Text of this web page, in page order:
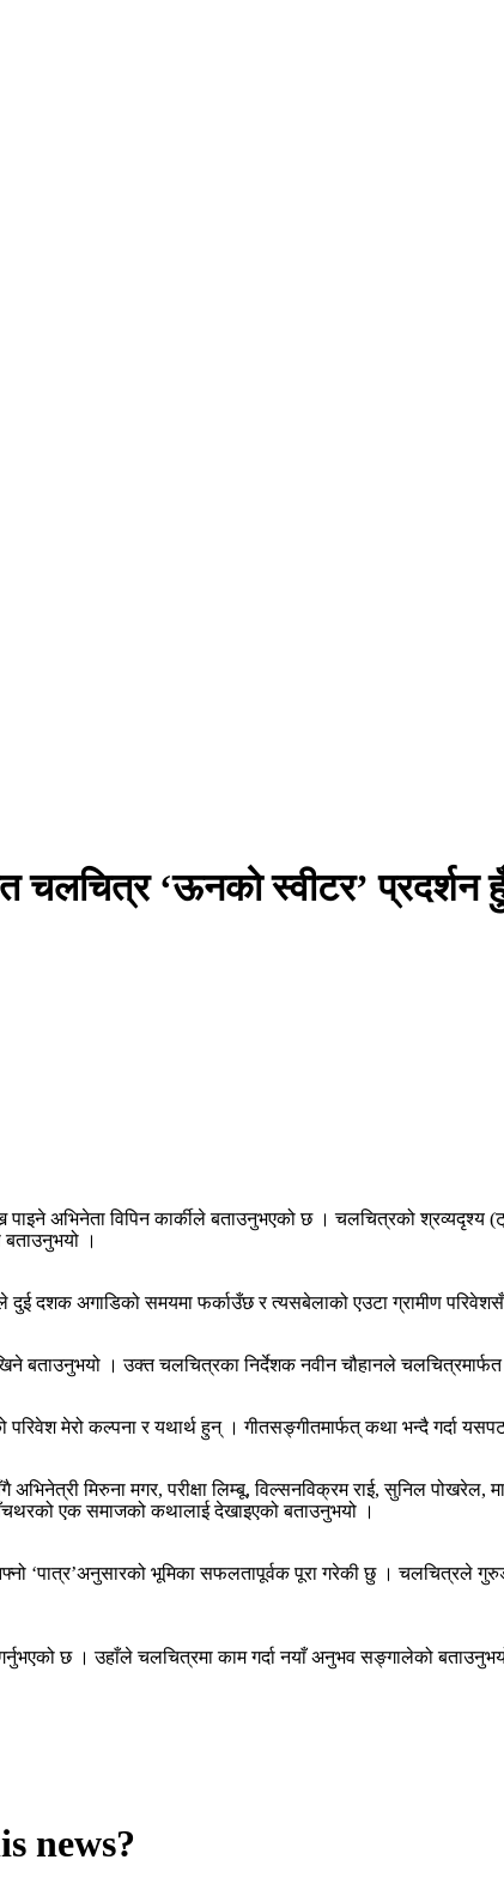
चलचित्र ‘ऊनको स्वीटर’ प्रदर्शन
अभिनेता विपिन कार्कीले बताउनुभएको छ । चलचित्रको श्रव्यदृश्य
बताउनुभयो ।
अगाडिको समयमा फर्काउँछ र त्यसबेलाको एउटा ग्रामीण
बताउनुभयो । उक्त चलचित्रका निर्देशक नवीन चौहानले
मेरो कल्पना र यथार्थ हुन् । गीतसङ्गीतमार्फत् कथा भन्दै गर्दा
अभिनेत्री मिरुना मगर, परीक्षा लिम्बू, विल्सनविक्रम राई, सुनिल
एक समाजको कथालाई देखाइएको बताउनुभयो ।
‘पात्र’अनुसारको भूमिका सफलतापूर्वक पूरा गरेकी छु । चलचित्रले
छ । उहाँले चलचित्रमा काम गर्दा नयाँ अनुभव सङ्गालेको
news?